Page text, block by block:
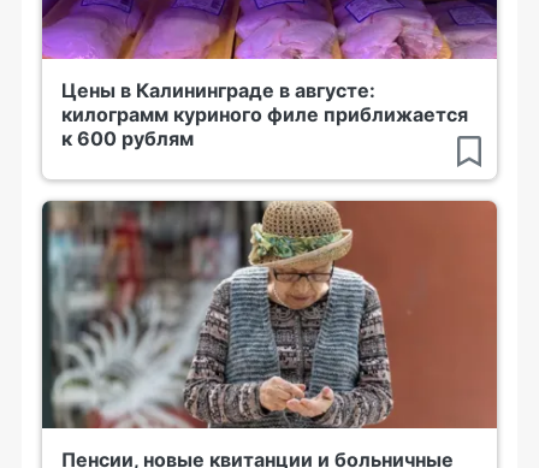
Цены в Калининграде в августе:
килограмм куриного филе приближается
к 600 рублям
Пенсии, новые квитанции и больничные